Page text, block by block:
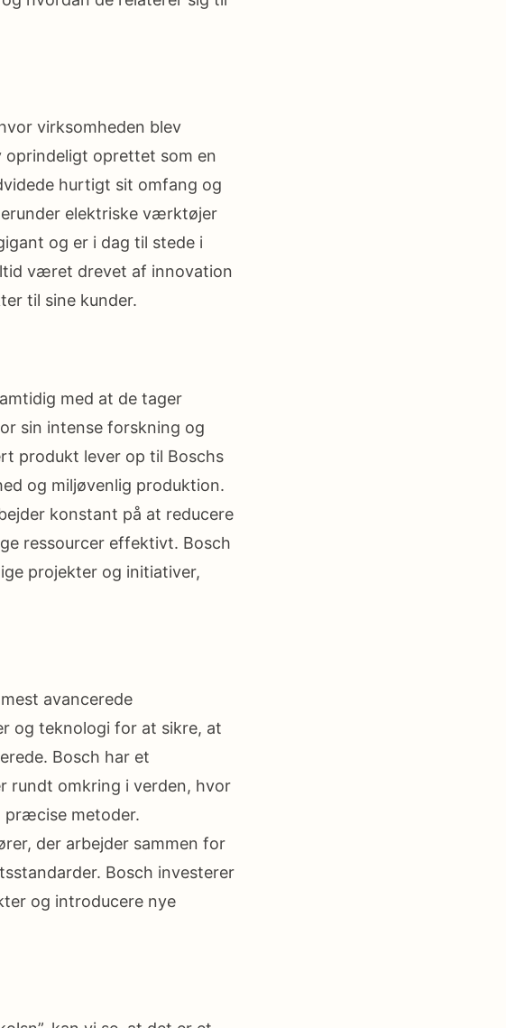
virksomheden blev
oprindeligt oprettet som en
hurtigt sit omfang og
elektriske værktøjer
og er i dag til stede i
været drevet af innovation
til sine kunder.
med at de tager
sin intense forskning og
produkt lever op til Boschs
og miljøvenlig produktion.
konstant på at reducere
ressourcer effektivt. Bosch
projekter og initiativer,
avancerede
og teknologi for at sikre, at
Bosch har et
omkring i verden, hvor
præcise metoder.
der arbejder sammen for
Bosch investerer
og introducere nye